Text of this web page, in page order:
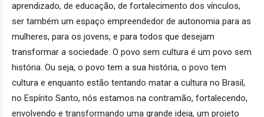
aprendizado, de educação, de fortalecimento dos vínculos,
ser também um espaço empreendedor de autonomia para as
mulheres, para os jovens, e para todos que desejam
transformar a sociedade. O povo sem cultura é um povo sem
história. Ou seja, o povo tem a sua história, o povo tem
cultura e enquanto estão tentando matar a cultura no Brasil,
no Espírito Santo, nós estamos na contramão, fortalecendo,
envolvendo e transformando uma grande ideia, um projeto